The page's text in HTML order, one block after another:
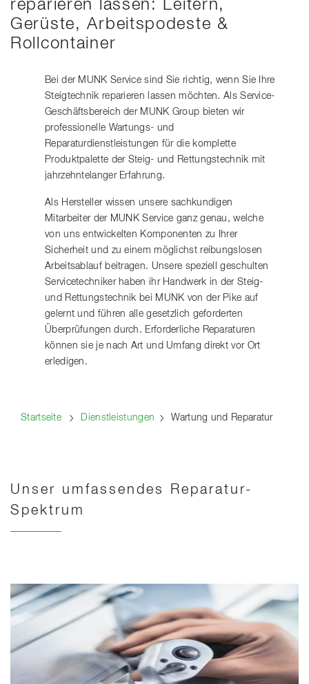
reparieren lassen: Leitern,
Gerüste, Arbeitspodeste &
Rollcontainer
Bei der MUNK Service sind Sie richtig, wenn Sie Ihre
Steigtechnik reparieren lassen möchten. Als Service-
Geschäftsbereich der MUNK Group bieten wir
professionelle Wartungs- und
Reparaturdienstleistungen für die komplette
Produktpalette der Steig- und Rettungstechnik mit
jahrzehntelanger Erfahrung.
Als Hersteller wissen unsere sachkundigen
Mitarbeiter der MUNK Service ganz genau, welche
von uns entwickelten Komponenten zu Ihrer
Sicherheit und zu einem möglichst reibungslosen
Arbeitsablauf beitragen. Unsere speziell geschulten
Servicetechniker haben ihr Handwerk in der Steig-
und Rettungstechnik bei MUNK von der Pike auf
gelernt und führen alle gesetzlich geforderten
Überprüfungen durch. Erforderliche Reparaturen
können sie je nach Art und Umfang direkt vor Ort
erledigen.
Startseite Dienstleistungen Wartung und Reparatur
Unser umfassendes Reparatur-
Spektrum